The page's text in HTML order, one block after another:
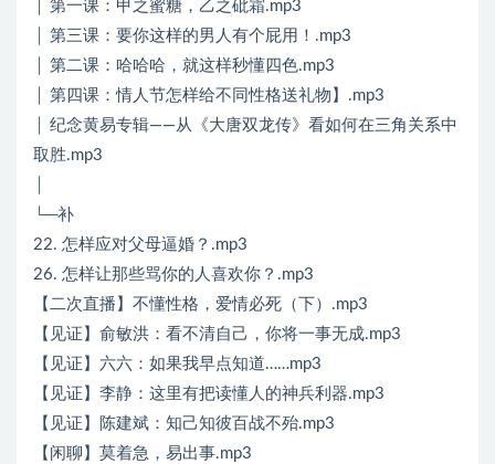
│ 第一课：甲之蜜糖，乙之砒霜.mp3
│ 第三课：要你这样的男人有个屁用！.mp3
│ 第二课：哈哈哈，就这样秒懂四色.mp3
│ 第四课：情人节怎样给不同性格送礼物】.mp3
│ 纪念黄易专辑——从《大唐双龙传》看如何在三角关系中
取胜.mp3
└─补
22. 怎样应对父母逼婚？.mp3
26. 怎样让那些骂你的人喜欢你？.mp3
【二次直播】不懂性格，爱情必死（下）.mp3
【见证】俞敏洪：看不清自己，你将一事无成.mp3
【见证】六六：如果我早点知道……mp3
【见证】李静：这里有把读懂人的神兵利器.mp3
【见证】陈建斌：知己知彼百战不殆.mp3
【闲聊】莫着急，易出事.mp3